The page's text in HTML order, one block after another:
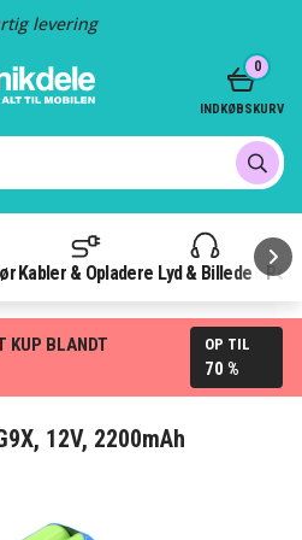
Fragt kun 29,-
Kabler & Opladere Lyd & Billede
0
INDKØBSKURV
KUP BLANDT
OP TIL
70 %
12V, 2200mAh